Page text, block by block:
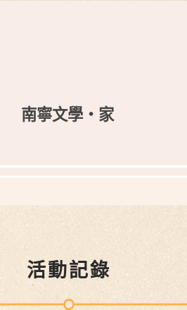
南寧文學‧家
活動記錄